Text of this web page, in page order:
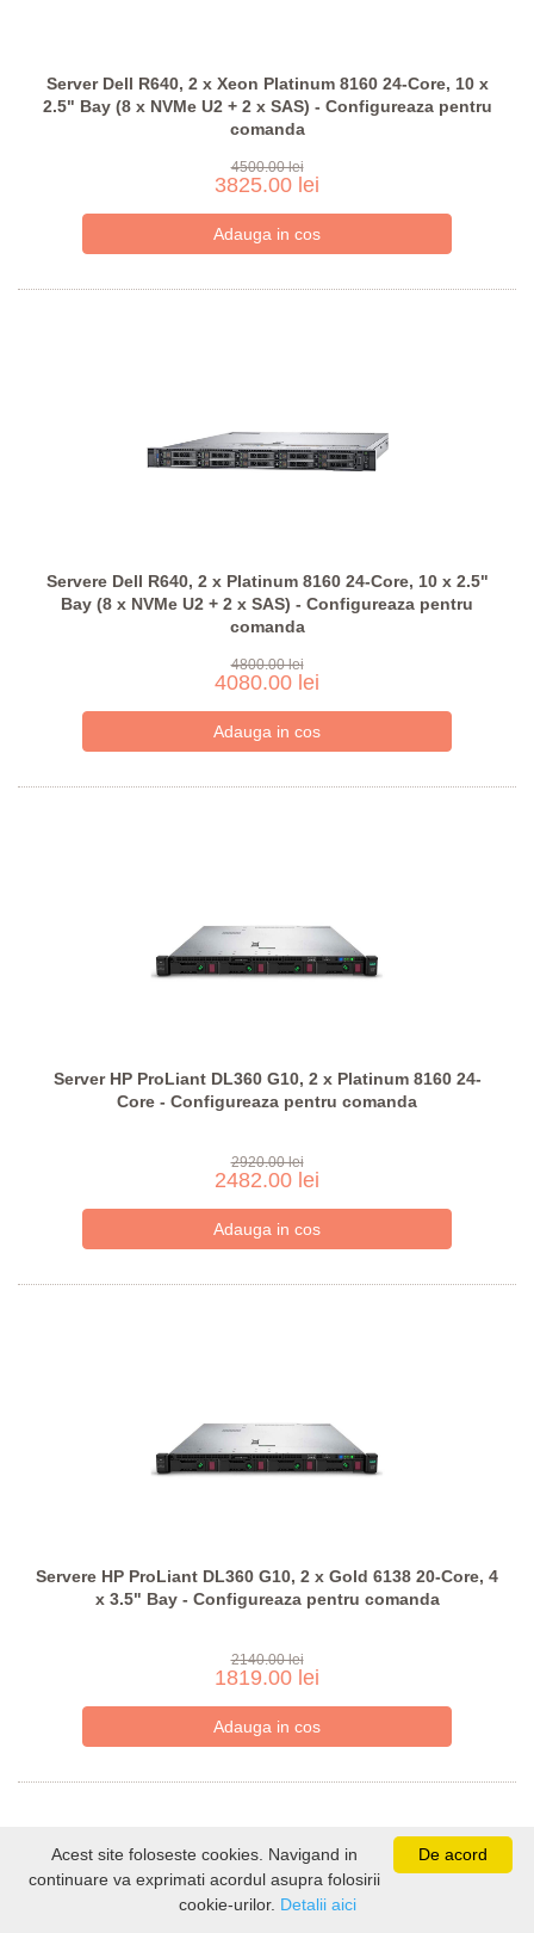
Server Dell R640, 2 x Xeon Platinum 8160 24-Core, 10 x
2.5" Bay (8 x NVMe U2 + 2 x SAS) - Configureaza pentru
comanda
4500.00 lei
3825.00 lei
Servere Dell R640, 2 x Platinum 8160 24-Core, 10 x 2.5"
Bay (8 x NVMe U2 + 2 x SAS) - Configureaza pentru
comanda
4800.00 lei
4080.00 lei
Server HP ProLiant DL360 G10, 2 x Platinum 8160 24-
Core - Configureaza pentru comanda
2920.00 lei
2482.00 lei
Servere HP ProLiant DL360 G10, 2 x Gold 6138 20-Core, 4
x 3.5" Bay - Configureaza pentru comanda
2140.00 lei
1819.00 lei
De acord
Acest site foloseste cookies. Navigand in
continuare va exprimati acordul asupra folosirii
cookie-urilor. Detalii aici